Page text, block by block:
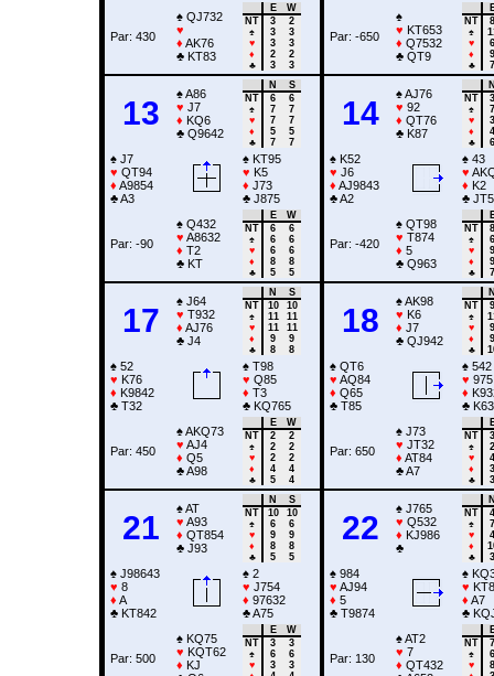
Par: 430
♠ QJ732
♥
♦ AK76
♣ KT83
E
W
NT
3
2
♠
3
3
♥
3
3
♦
2
2
♣
3 3
Par: -650
♠
♥ KT653
♦ Q7532
♣ QT9
NT
8
♠
♥
6
♦
9
♣
7
13
♠A86
♥ J7
♦ KQ6
♣ Q9642
N
S
NT
6
6
♠
7
7
♥
7
7
♦
5
5
♣
7 7
♠ J7
♥ QT94
♦ A9854
♣A3
♠ KT95
♥ K5
♦ J73
♣ J875
Par: -90
♠ Q432
♥ A8632
♦ T2
♣ KT
E
W
NT
6
6
♠
6
6
♥
6
6
♦
8
8
♣
5 5
14
♠AJ76
♥ 92
♦ QT76
♣ K87
NT
3
♠
7
♥
3
♦
4
♣
6
♠ K52
♥ J6
♦ AJ9843
♣A2
♠ 43
♥
♦ K2
♣
Par: -420
♠ QT98
♥ T874
♦ 5
♣ Q963
NT
8
♠
6
♥
9
♦
9
♣
7
17
♠ J64
♥ T932
♦ AJ76
♣ J4
N
S
NT
10
10
♠
11
11
♥
11
11
♦
9
9
♣
8 8
♠ 52
♥ K76
♦ K9842
♣ T32
♠ T98
♥ Q85
♦ T3
♣ KQ765
Par: 450
♠AKQ73
♥ AJ4
♦ Q5
♣A98
E
W
NT
2
2
♠
2
2
♥
2
2
♦
4
4
♣
5 4
18
♠AK98
♥ K6
♦ J7
♣ QJ942
NT
9
♠
♥
9
♦
9
♣
♠ QT6
♥ AQ84
♦ Q65
♣ T85
♠ 542
♥ 975
♦
♣ K63
Par: 650
♠ J73
♥ JT32
♦ AT84
♣A7
NT
3
♠
2
♥
4
♦
3
♣
3
21
♠AT
♥ A93
♦ QT854
♣ J93
N
S
NT
10
10
♠
6
6
♥
9
9
♦
8
8
♣
5 5
♠ J98643
♥ 8
♦ A
♣ KT842
♠ 2
♥ J754
♦ 97632
♣A75
Par: 500
♠ KQ75
♥ KQT62
♦ KJ
E
W
NT
3
3
♠
6
6
♥
3
3
22
♠ J765
♥ Q532
♦ KJ986
♣
NT
4
♠
7
♥
4
♦
♣
3
♠ 984
♥ AJ94
♦ 5
♣ T9874
♠
♥
♦ A7
♣
Par: 130
♠AT2
♥ 7
♦ QT432
NT
7
♠
6
♥
8